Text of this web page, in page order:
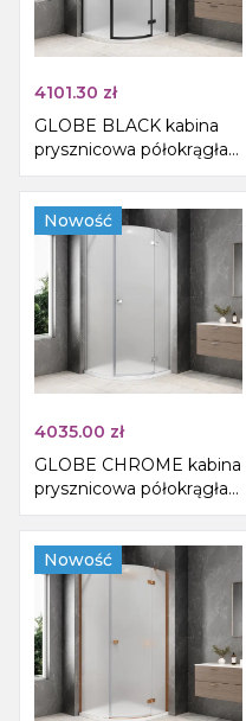
4101.30 zł
GLOBE BLACK kabina
prysznicowa półokrągła
1000x1000mm, szkło
matowe, prawe
Nowość
4035.00 zł
GLOBE CHROME kabina
prysznicowa półokrągła
1000x1000mm, szkło
matowe, prawe
Nowość